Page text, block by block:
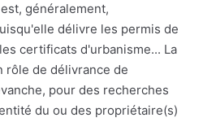
généralement,
délivre les permis de
certificats d'urbanisme... La
rôle de délivrance de
pour des recherches
du ou des propriétaire(s)